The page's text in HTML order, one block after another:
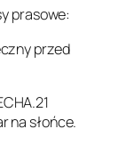
prasowe:
przed
na słońce.